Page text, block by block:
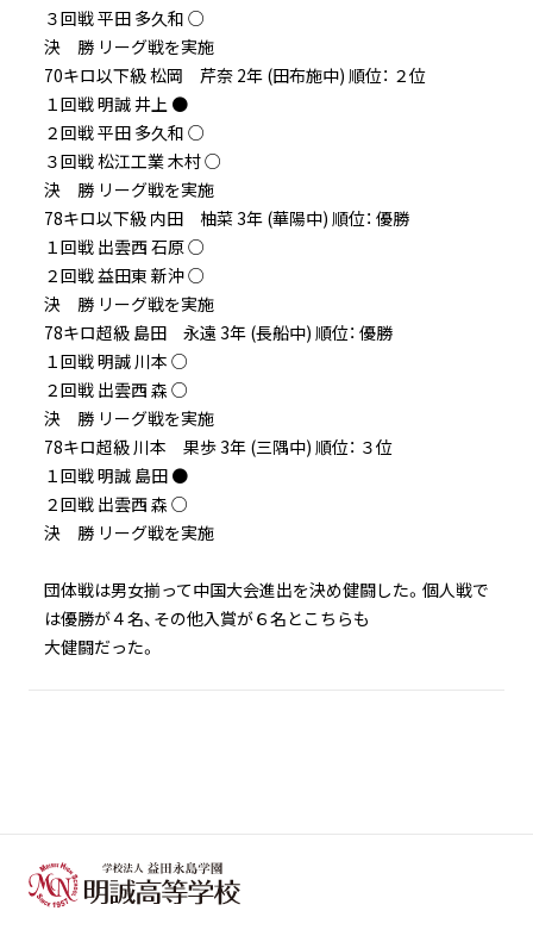
３回戦 平田 多久和 ○
決 勝 リーグ戦を実施
70キロ以下級 松岡 芹奈 2年 (田布施中) 順位： ２位
１回戦 明誠 井上 ●
２回戦 平田 多久和 ○
３回戦 松江工業 木村 ○
決 勝 リーグ戦を実施
78キロ以下級 内田 柚菜 3年 (華陽中) 順位： 優勝
１回戦 出雲西 石原 ○
２回戦 益田東 新沖 ○
決 勝 リーグ戦を実施
78キロ超級 島田 永遠 3年 (長船中) 順位： 優勝
１回戦 明誠 川本 ○
２回戦 出雲西 森 ○
決 勝 リーグ戦を実施
78キロ超級 川本 果歩 3年 (三隅中) 順位： ３位
１回戦 明誠 島田 ●
２回戦 出雲西 森 ○
決 勝 リーグ戦を実施
団体戦は男女揃って中国大会進出を決め健闘した。個人戦で
は優勝が４名、その他入賞が６名とこちらも
大健闘だった。